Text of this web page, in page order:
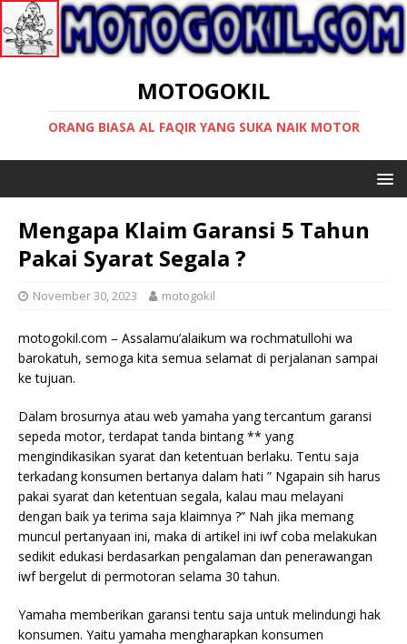
MOTOGOKIL
ORANG BIASA AL FAQIR YANG SUKA NAIK MOTOR
Mengapa Klaim Garansi 5 Tahun
Pakai Syarat Segala ?
November 30, 2023 motogokil
motogokil.com – Assalamu’alaikum wa rochmatullohi wa
barokatuh, semoga kita semua selamat di perjalanan sampai
ke tujuan.
Dalam brosurnya atau web yamaha yang tercantum garansi
sepeda motor, terdapat tanda bintang ** yang
mengindikasikan syarat dan ketentuan berlaku. Tentu saja
terkadang konsumen bertanya dalam hati ” Ngapain sih harus
pakai syarat dan ketentuan segala, kalau mau melayani
dengan baik ya terima saja klaimnya ?” Nah jika memang
muncul pertanyaan ini, maka di artikel ini iwf coba melakukan
sedikit edukasi berdasarkan pengalaman dan penerawangan
iwf bergelut di permotoran selama 30 tahun.
Yamaha memberikan garansi tentu saja untuk melindungi hak
konsumen. Yaitu yamaha mengharapkan konsumen